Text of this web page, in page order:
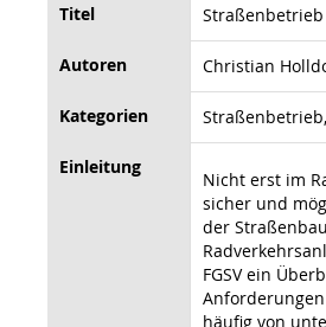
Titel
Autoren Christian
Kategorien
Einleitung
Nicht erst im
sicher und
der
FGSV ein
häufig von